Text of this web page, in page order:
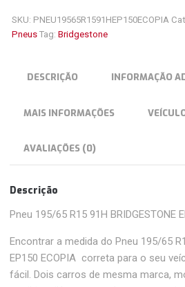
SKU: PNEU19565R1591HEP150ECOPIA
Pneus Tag: Bridgestone
DESCRIÇÃO INFORMAÇÃO
MAIS INFORMAÇÕES
AVALIAÇÕES (0)
Descrição
Pneu 195/65 R15 91H BRIDGESTONE
Encontrar a medida do Pneu 195/65
EP150 ECOPIA correta para o seu
fácil. Dois carros de mesma marca,